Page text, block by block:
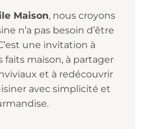
Maison, nous croyons
n’a pas besoin d’être
une invitation à
faits maison, à partager
et à redécouvrir
avec simplicité et